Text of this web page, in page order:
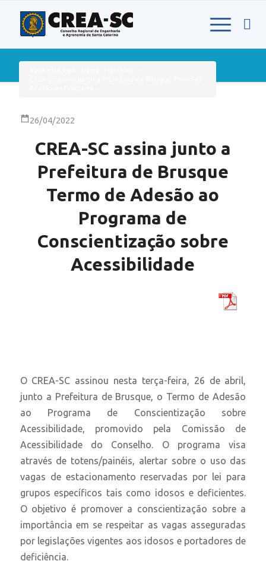
26/04/2022
CREA-SC assina junto a
Prefeitura de Brusque
Termo de Adesão ao
Programa de
Conscientização sobre
Acessibilidade
O CREA-SC assinou nesta terça-feira, 26 de abril,
junto a Prefeitura de Brusque, o Termo de Adesão
ao Programa de Conscientização sobre
Acessibilidade, promovido pela Comissão de
Acessibilidade do Conselho. O programa visa
através de totens/painéis, alertar sobre o uso das
vagas de estacionamento reservadas por lei para
grupos específicos tais como idosos e deficientes.
O objetivo é promover a conscientização sobre a
importância em se respeitar as vagas asseguradas
por legislações vigentes aos idosos e portadores de
deficiência.